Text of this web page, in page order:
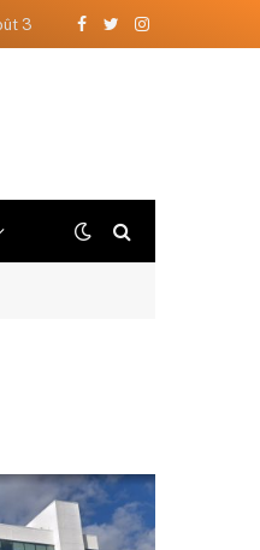
3
Facebook
TwitterInstagram